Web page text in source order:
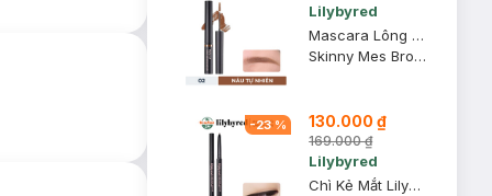
Lilybyred
Mascara Lông Mày Lilybyred Lâu Trôi 02 Nâu Tự Nhiên 3.5g
Skinny Mes Browcara #M02 Medium Brown
-23% 130.000 ₫
169.000 ₫
Lilybyred
Chì Kẻ Mắt Lilybyred Siêu Mảnh Lâu Trôi 02 Nâu Đen 0.14g